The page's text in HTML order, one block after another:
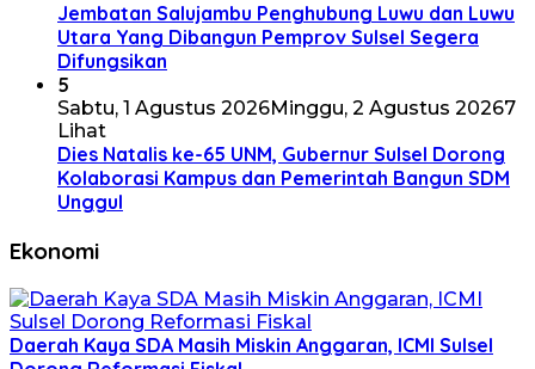
Jembatan Salujambu Penghubung Luwu dan Luwu
Utara Yang Dibangun Pemprov Sulsel Segera
Difungsikan
5
Sabtu, 1 Agustus 2026Minggu, 2 Agustus 20267
Lihat
Dies Natalis ke-65 UNM, Gubernur Sulsel Dorong
Kolaborasi Kampus dan Pemerintah Bangun SDM
Unggul
Ekonomi
Daerah Kaya SDA Masih Miskin Anggaran, ICMI Sulsel